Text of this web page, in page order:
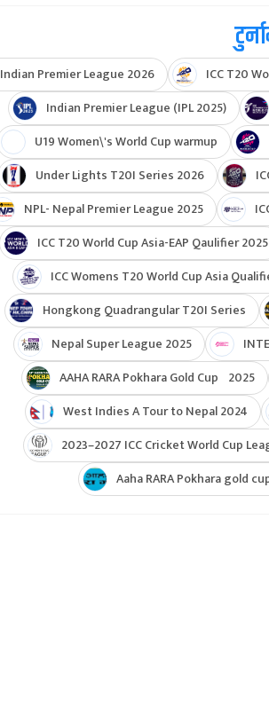
Indian Premier League 2026 ICC T20
Indian Premier League (IPL 2025)
U19 Women\'s World Cup warmup
Under Lights T20I Series 2026
NPL- Nepal Premier League 2025
ICC T20 World Cup Asia-EAP Qaulifier 2025
ICC Womens T20 World Cup Asia
Hongkong Quadrangular T20I Series
Nepal Super League 2025
AAHA RARA Pokhara Gold Cup 2025
West Indies A Tour to Nepal 2024
2023–2027 ICC Cricket World Cup
Aaha RARA Pokhara gold